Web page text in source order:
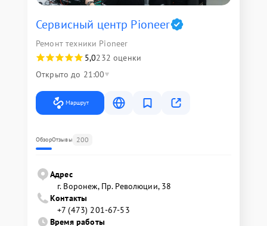
Сервисный центр Pioneer
Ремонт техники Pioneer
5,0232 оценки
Открыто до 21:00
Маршрут
ОбзорОтзывы 200
Адрес
г. Воронеж, Пр. Революции, 38
Контакты
+7 (473) 201-67-53
Время работы